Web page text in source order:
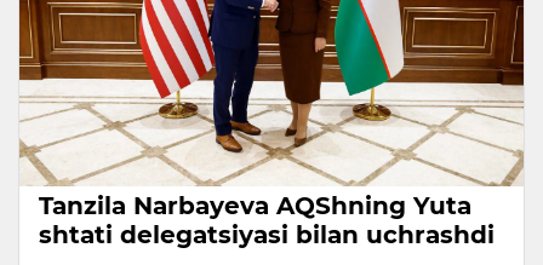
Tanzila Narbayeva AQShning Yuta
shtati delegatsiyasi bilan uchrashdi